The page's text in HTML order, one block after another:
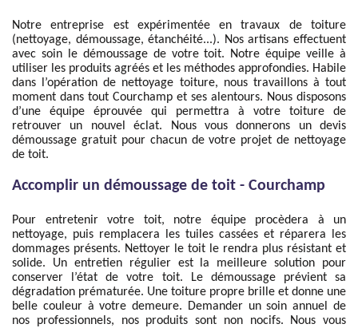
Notre entreprise est expérimentée en travaux de toiture
(nettoyage, démoussage, étanchéité...). Nos artisans effectuent
avec soin le démoussage de votre toit. Notre équipe veille à
utiliser les produits agréés et les méthodes approfondies. Habile
dans l’opération de nettoyage toiture, nous travaillons à tout
moment dans tout Courchamp et ses alentours. Nous disposons
d’une équipe éprouvée qui permettra à votre toiture de
retrouver un nouvel éclat. Nous vous donnerons un devis
démoussage gratuit pour chacun de votre projet de nettoyage
de toit.
Accomplir un démoussage de toit - Courchamp
Pour entretenir votre toit, notre équipe procèdera à un
nettoyage, puis remplacera les tuiles cassées et réparera les
dommages présents. Nettoyer le toit le rendra plus résistant et
solide. Un entretien régulier est la meilleure solution pour
conserver l’état de votre toit. Le démoussage prévient sa
dégradation prématurée. Une toiture propre brille et donne une
belle couleur à votre demeure. Demander un soin annuel de
nos professionnels, nos produits sont non nocifs. Nous vous